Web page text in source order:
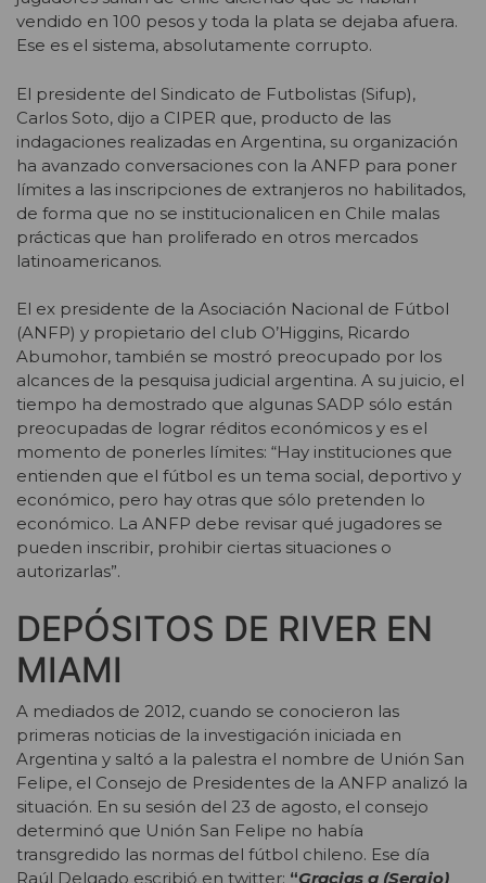
vendido en 100 pesos y toda la plata se dejaba afuera.
Ese es el sistema, absolutamente corrupto.
El presidente del Sindicato de Futbolistas (Sifup),
Carlos Soto, dijo a CIPER que, producto de las
indagaciones realizadas en Argentina, su organización
ha avanzado conversaciones con la ANFP para poner
límites a las inscripciones de extranjeros no habilitados,
de forma que no se institucionalicen en Chile malas
prácticas que han proliferado en otros mercados
latinoamericanos.
El ex presidente de la Asociación Nacional de Fútbol
(ANFP) y propietario del club O’Higgins, Ricardo
Abumohor, también se mostró preocupado por los
alcances de la pesquisa judicial argentina. A su juicio, el
tiempo ha demostrado que algunas SADP sólo están
preocupadas de lograr réditos económicos y es el
momento de ponerles límites: “Hay instituciones que
entienden que el fútbol es un tema social, deportivo y
económico, pero hay otras que sólo pretenden lo
económico. La ANFP debe revisar qué jugadores se
pueden inscribir, prohibir ciertas situaciones o
autorizarlas”.
DEPÓSITOS DE RIVER EN
MIAMI
A mediados de 2012, cuando se conocieron las
primeras noticias de la investigación iniciada en
Argentina y saltó a la palestra el nombre de Unión San
Felipe, el Consejo de Presidentes de la ANFP analizó la
situación. En su sesión del 23 de agosto, el consejo
determinó que Unión San Felipe no había
transgredido las normas del fútbol chileno. Ese día
Raúl Delgado escribió en twitter: “Gracias a (Sergio)